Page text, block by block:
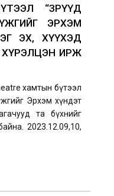
“ЗӨРҮҮД
ЭРХЭМ
ЭХ, ХҮҮХЭД
ХҮРЭЛЦЭН ИРЖ
хамтын бүтээл
Эрхэм хүндэт
та бүхнийг
2023.12.09,10,